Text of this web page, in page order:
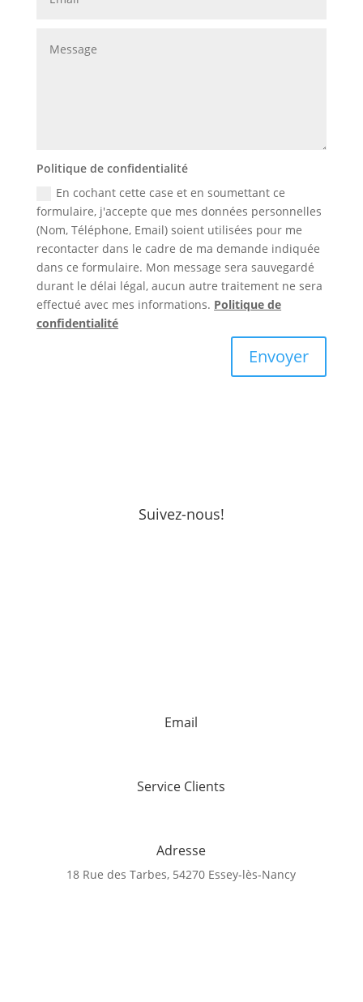
Politique de confidentialité
En cochant cette case et en soumettant ce
formulaire, j'accepte que mes données personnelles
(Nom, Téléphone, Email) soient utilisées pour me
recontacter dans le cadre de ma demande indiquée
dans ce formulaire. Mon message sera sauvegardé
durant le délai légal, aucun autre traitement ne sera
effectué avec mes informations. Politique de
confidentialité
Envoyer
Suivez-nous!
Email
Service Clients
Adresse
18 Rue des Tarbes, 54270 Essey-lès-Nancy